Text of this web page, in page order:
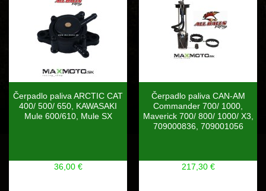
Čerpadlo paliva ARCTIC CAT
400/ 500/ 650, KAWASAKI
Mule 600/610, Mule SX
36,00 €
Čerpadlo paliva CAN-AM
Commander 700/ 1000,
Maverick 700/ 800/ 1000/ X3,
709000836, 709001056
217,30 €